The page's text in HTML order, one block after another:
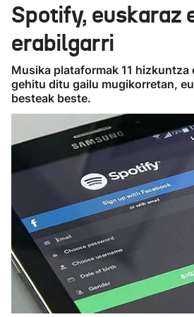
Eguraldia
Spotify, euskaraz
erabilgarri
Musika plataformak 11 hizkuntza
gehitu ditu gailu mugikorretan,
besteak beste.